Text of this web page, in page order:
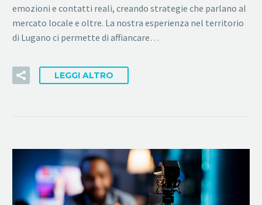
emozioni e contatti reali, creando strategie che parlano al
mercato locale e oltre. La nostra esperienza nel territorio
di Lugano ci permette di affiancare…
LEGGI ALTRO